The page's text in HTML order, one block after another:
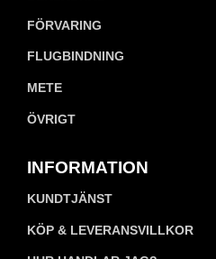
FÖRVARING
FLUGBINDNING
METE
ÖVRIGT
INFORMATION
KUNDTJÄNST
KÖP & LEVERANSVILLKOR